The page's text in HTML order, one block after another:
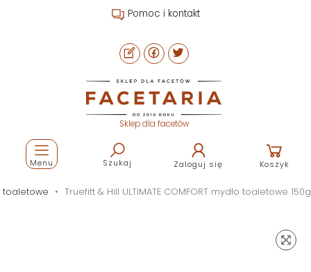
Pomoc i kontakt
Sklep dla facetów
Szukaj Zaloguj się Koszyk
Menu
toaletowe Truefitt & Hill ULTIMATE COMFORT mydło toaletowe 150g